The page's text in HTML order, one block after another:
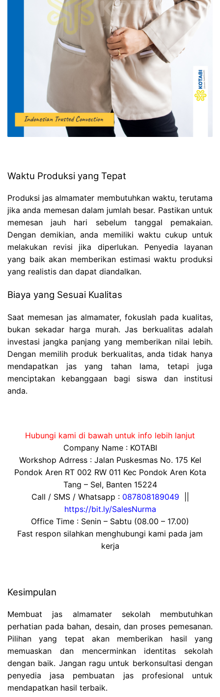
Waktu Produksi yang Tepat
Produksi jas almamater membutuhkan waktu, terutama
jika anda memesan dalam jumlah besar. Pastikan untuk
memesan jauh hari sebelum tanggal pemakaian.
Dengan demikian, anda memiliki waktu cukup untuk
melakukan revisi jika diperlukan. Penyedia layanan
yang baik akan memberikan estimasi waktu produksi
yang realistis dan dapat diandalkan.
Biaya yang Sesuai Kualitas
Saat memesan jas almamater, fokuslah pada kualitas,
bukan sekadar harga murah. Jas berkualitas adalah
investasi jangka panjang yang memberikan nilai lebih.
Dengan memilih produk berkualitas, anda tidak hanya
mendapatkan jas yang tahan lama, tetapi juga
menciptakan kebanggaan bagi siswa dan institusi
anda.
Hubungi kami di bawah untuk info lebih lanjut
Company Name : KOTABI
Workshop Adrress : Jalan Puskesmas No. 175 Kel
Pondok Aren RT 002 RW 011 Kec Pondok Aren Kota
Tang – Sel, Banten 15224
Call / SMS / Whatsapp : 087808189049
https://bit.ly/SalesNurma
Office Time : Senin – Sabtu (08.00 – 17.00)
Fast respon silahkan menghubungi kami pada jam
kerja
Kesimpulan
Membuat jas almamater sekolah membutuhkan
perhatian pada bahan, desain, dan proses pemesanan.
Pilihan yang tepat akan memberikan hasil yang
memuaskan dan mencerminkan identitas sekolah
dengan baik. Jangan ragu untuk berkonsultasi dengan
penyedia jasa pembuatan jas profesional untuk
mendapatkan hasil terbaik.